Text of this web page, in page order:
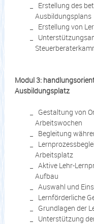
Erstellung des
Ausbildungsplans
Erstellung von
Modul 3:
Ausbildungsplatz
Gestaltung von
Arbeitswochen
Begleitung
Arbeitsplatz
Aktive Lehr-
Aufbau
Auswahl und
Lernförderliche
Grundlagen der
Unterstützung